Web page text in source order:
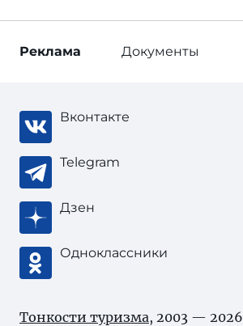
Реклама Документы
Вконтакте
Telegram
Дзен
Одноклассники
Тонкости туризма, 2003 — 2026